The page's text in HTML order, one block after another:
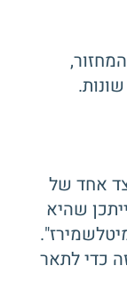
אחד של
שהיא
כדי לתאר